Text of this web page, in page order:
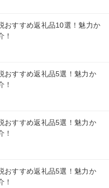
おすすめ返礼品10選！魅力か
！
おすすめ返礼品5選！魅力か
！
おすすめ返礼品5選！魅力か
！
おすすめ返礼品5選！魅力か
！